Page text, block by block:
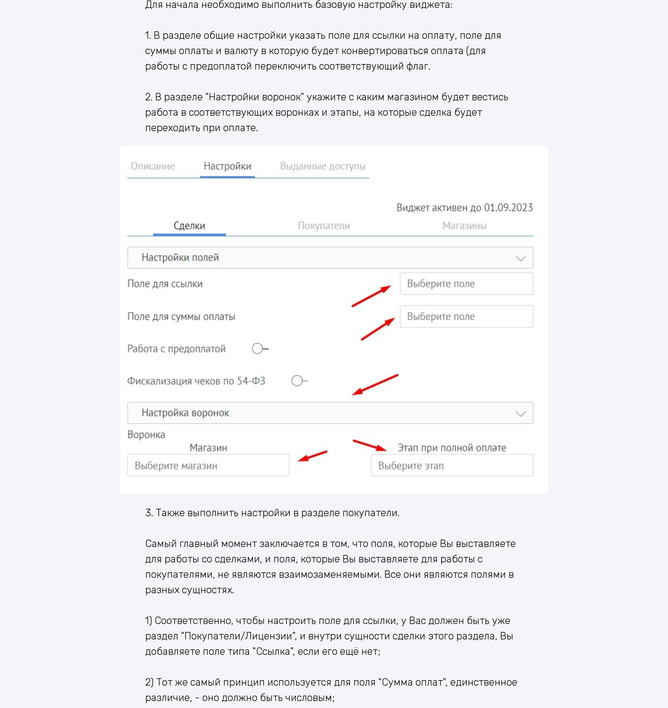
Для начала необходимо выполнить базовую настройку виджета:
1. В разделе общие настройки указать поле для ссылки на оплату, поле для
суммы оплаты и валюту в которую будет конвертироваться оплата (для
работы с предоплатой переключить соответствующий флаг.
2. В разделе "Настройки воронок" укажите с каким магазином будет вестись
работа в соответствующих воронках и этапы, на которые сделка будет
переходить при оплате.
3. Также выполнить настройки в разделе покупатели.
Самый главный момент заключается в том, что поля, которые Вы выставляете
для работы со сделками, и поля, которые Вы выставляете для работы с
покупателями, не являются взаимозаменяемыми. Все они являются полями в
разных сущностях.
1) Соответственно, чтобы настроить поле для ссылки, у Вас должен быть уже
раздел "Покупатели/Лицензии", и внутри сущности сделки этого раздела, Вы
добавляете поле типа "Ссылка", если его ещё нет;
2) Тот же самый принцип используется для поля "Сумма оплат", единственное
различие, - оно должно быть числовым;